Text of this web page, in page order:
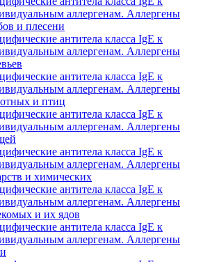
аллергенам. Аллергены
и плесени
антитела класса IgE к
аллергенам. Аллергены
антитела класса IgE к
аллергенам. Аллергены
и птиц
антитела класса IgE к
аллергенам. Аллергены
антитела класса IgE к
аллергенам. Аллергены
и химических
антитела класса IgE к
аллергенам. Аллергены
и их ядов
антитела класса IgE к
аллергенам. Аллергены